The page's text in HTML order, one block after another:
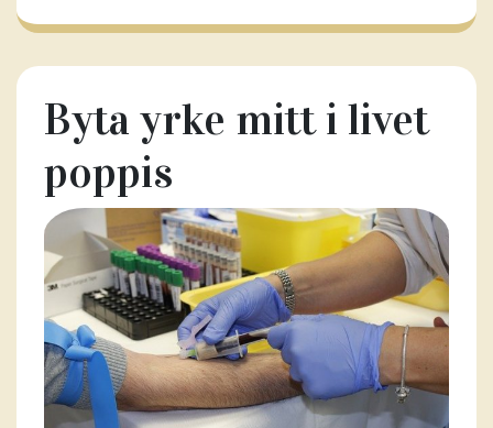
Byta yrke mitt i livet
poppis